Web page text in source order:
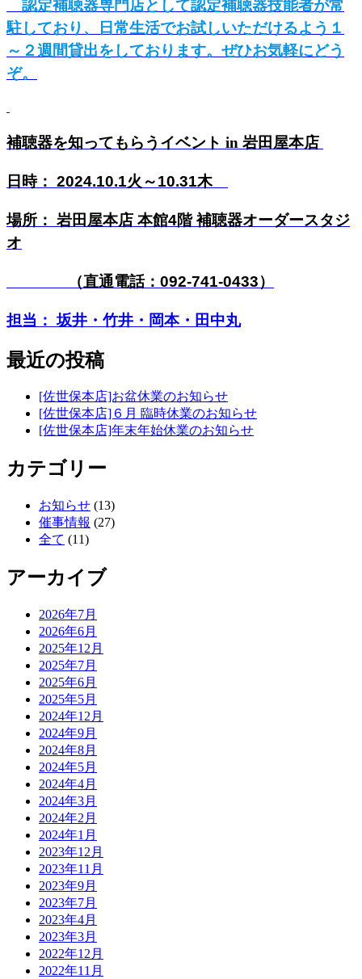
認定補聴器専門店として認定補聴器技能者が常
駐しており、日常生活でお試しいただけるよう１
～２週間貸出をしております。 ぜひお気軽にどう
ぞ。
補聴器を知ってもらうイベント in 岩田屋本店
日時： 2024.10.1火 ～10.31木
場所： 岩田屋本店 本館4階 補聴器オーダースタジ
オ
（直通電話： 092-741-0433）
担当： 坂井・竹井・岡本・田中丸
最近の投稿
[佐世保本店]お盆休業のお知らせ
[佐世保本店]６月 臨時休業のお知らせ
[佐世保本店]年末年始休業のお知らせ
カテゴリー
お知らせ (13)
催事情報 (27)
全て (11)
アーカイブ
2026年7月
2026年6月
2025年12月
2025年7月
2025年6月
2025年5月
2024年12月
2024年9月
2024年8月
2024年5月
2024年4月
2024年3月
2024年2月
2024年1月
2023年12月
2023年11月
2023年9月
2023年7月
2023年4月
2023年3月
2022年12月
2022年11月